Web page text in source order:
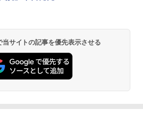
サイトの記事を優先表示させる